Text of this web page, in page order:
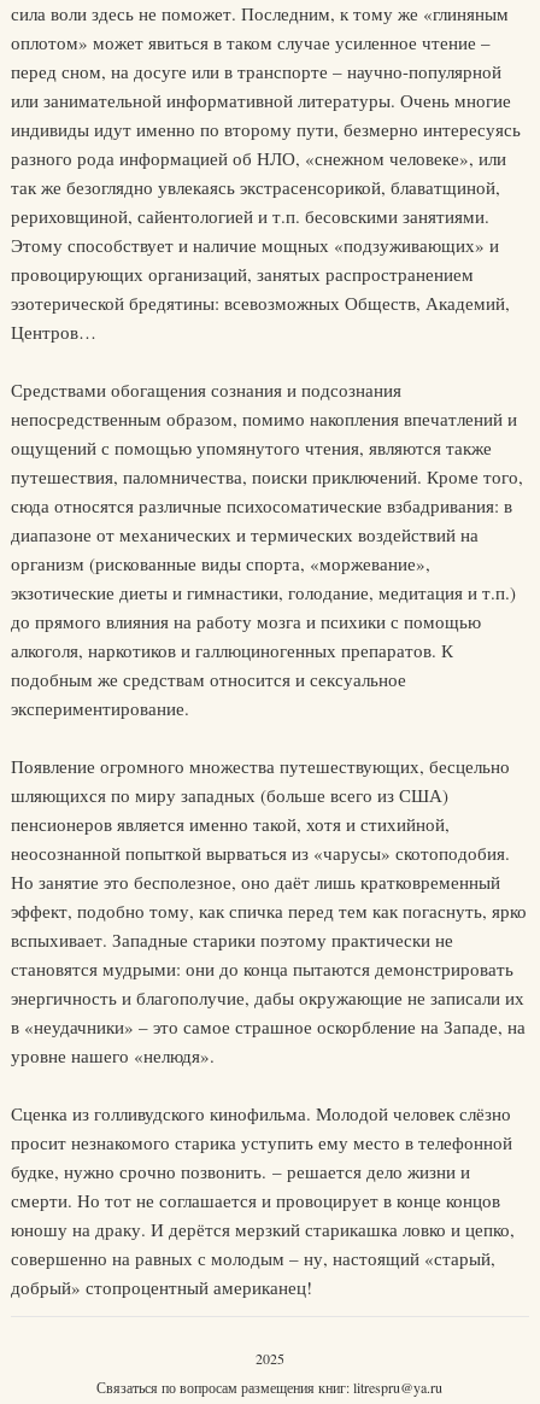
сила воли здесь не поможет. Последним, к тому же «глиняным
оплотом» может явиться в таком случае усиленное чтение –
перед сном, на досуге или в транспорте – научно-популярной
или занимательной информативной литературы. Очень многие
индивиды идут именно по второму пути, безмерно интересуясь
разного рода информацией об НЛО, «снежном человеке», или
так же безоглядно увлекаясь экстрасенсорикой, блаватщиной,
рериховщиной, сайентологией и т.п. бесовскими занятиями.
Этому способствует и наличие мощных «подзуживающих» и
провоцирующих организаций, занятых распространением
эзотерической бредятины: всевозможных Обществ, Академий,
Центров…
Средствами обогащения сознания и подсознания
непосредственным образом, помимо накопления впечатлений и
ощущений с помощью упомянутого чтения, являются также
путешествия, паломничества, поиски приключений. Кроме того,
сюда относятся различные психосоматические взбадривания: в
диапазоне от механических и термических воздействий на
организм (рискованные виды спорта, «моржевание»,
экзотические диеты и гимнастики, голодание, медитация и т.п.)
до прямого влияния на работу мозга и психики с помощью
алкоголя, наркотиков и галлюциногенных препаратов. К
подобным же средствам относится и сексуальное
экспериментирование.
Появление огромного множества путешествующих, бесцельно
шляющихся по миру западных (больше всего из США)
пенсионеров является именно такой, хотя и стихийной,
неосознанной попыткой вырваться из «чарусы» скотоподобия.
Но занятие это бесполезное, оно даёт лишь кратковременный
эффект, подобно тому, как спичка перед тем как погаснуть, ярко
вспыхивает. Западные старики поэтому практически не
становятся мудрыми: они до конца пытаются демонстрировать
энергичность и благополучие, дабы окружающие не записали их
в «неудачники» – это самое страшное оскорбление на Западе, на
уровне нашего «нелюдя».
Сценка из голливудского кинофильма. Молодой человек слёзно
просит незнакомого старика уступить ему место в телефонной
будке, нужно срочно позвонить. – решается дело жизни и
смерти. Но тот не соглашается и провоцирует в конце концов
юношу на драку. И дерётся мерзкий старикашка ловко и цепко,
совершенно на равных с молодым – ну, настоящий «старый,
добрый» стопроцентный американец!
2025
Связаться по вопросам размещения книг:litrespru@ya.ru